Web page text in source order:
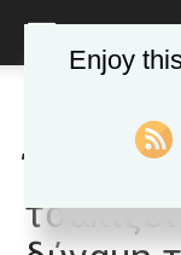
Έκθεση
Enjoy